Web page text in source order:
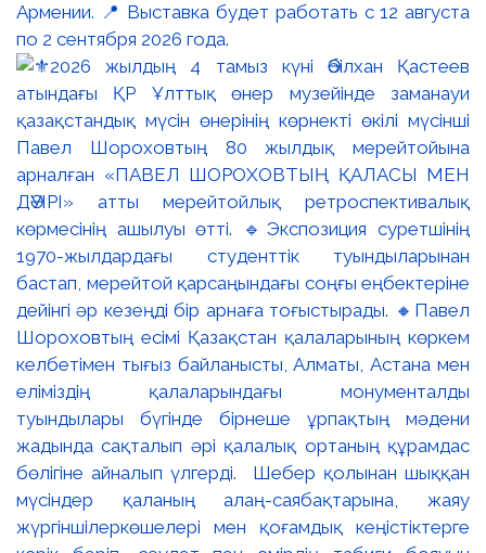
Армении. 📍 Выставка будет работать с 12 августа
по 2 сентября 2026 года.